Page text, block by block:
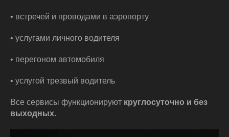
• встречей и проводами в аэропорту
• услугами личного водителя
• перегоном автомобиля
• услугой трезвый водитель
Все сервисы функционируют круглосуточно и без
выходных.